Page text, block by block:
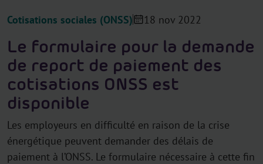
Cotisations sociales (ONSS) 18 nov 2022
Le formulaire pour la demande
de report de paiement des
cotisations ONSS est
disponible
Les employeurs en difficulté en raison de la crise
énergétique peuvent demander des délais de
paiement à l’ONSS. Le formulaire nécessaire à cette fin